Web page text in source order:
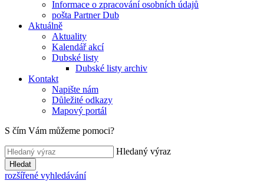
Informace o zpracování osobních údajů
pošta Partner Dub
Aktuálně
Aktuality
Kalendář akcí
Dubské listy
Dubské listy archiv
Kontakt
Napište nám
Důležité odkazy
Mapový portál
S čím Vám můžeme pomoci?
Hledaný výraz
Hledat
rozšířené vyhledávání